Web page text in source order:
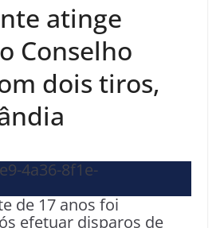
atinge
Conselho
dois tiros,
de 17 anos foi
efetuar disparos de